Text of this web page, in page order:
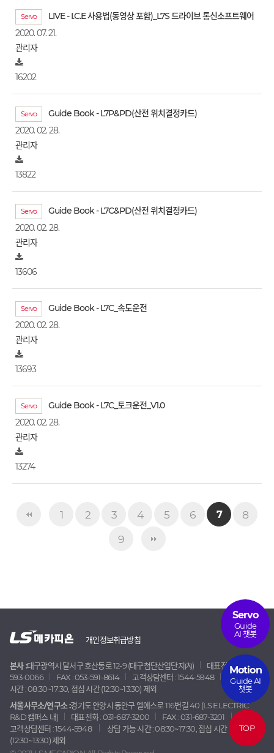
Servo
LIVE - I.C.E 사용법(동영상 포함)_L7S 드라이브 통신소프트웨어
2020. 07. 21.
관리자
16202
Servo
Guide Book - L7P&PD(산전 위치결정카드)
2020. 02. 28.
관리자
13822
Servo
Guide Book - L7C&PD(산전 위치결정카드)
2020. 02. 28.
관리자
13606
Servo
Guide Book - L7C_속도운전
2020. 02. 28.
관리자
13693
Servo
Guide Book - L7C_토크운전_V1.0
2020. 02. 28.
관리자
13274
1 2 3 4 5 6 7
8
9
개인정보취급방침
본사 :대구광역시 달서구 호산동로 12-9 (대구첨단산업단지內)
대표전화 : 053-
593-0066
FAX : 053-591-8614 고객상담센터 : 1544-5948
상담 가능
시간 : 08:30~17:30, 점심 시간 (12:30~13:30) 제외
서울사무소/연구소 :경기도 안양시 동안구 엘에스로 116번길 40 (LS ELECTRIC
R&D 캠퍼스 내)
대표전화 : 031-687-3200
FAX : 031-687-3201
고객상담센터 : 1544-5948
상담 가능 시간 : 08:30~17:30, 점심 시간
(12:30~13:30) 제외
Servo
Guide
AI 챗봇
Motion
Guide AI
챗봇
TOP